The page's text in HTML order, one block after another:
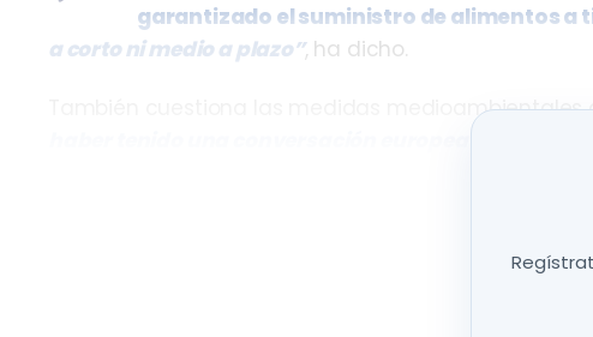
garantizado el suministro de alimentos a
a corto ni medio a plazo”, ha dicho.
También cuestiona las medidas medioambientales
También habla de la sequía y de cómo